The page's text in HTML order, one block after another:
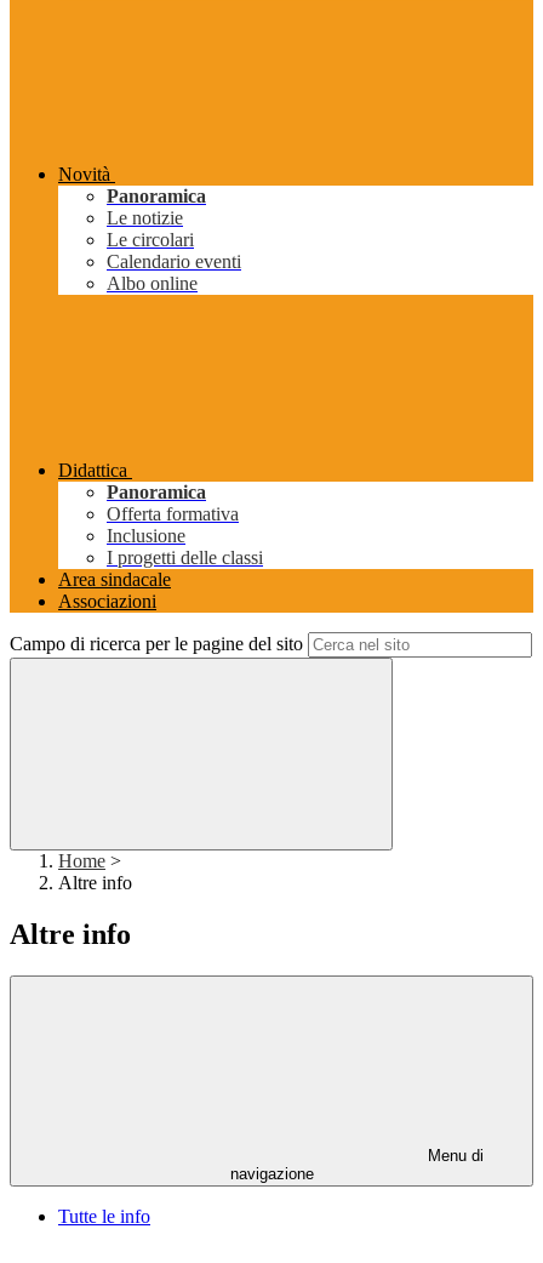
Novità
Panoramica
Le notizie
Le circolari
Calendario eventi
Albo online
Didattica
Panoramica
Offerta formativa
Inclusione
I progetti delle classi
Area sindacale
Associazioni
Campo di ricerca per le pagine del sito
Home >
Altre info
Altre info
Menu di
navigazione
Tutte le info